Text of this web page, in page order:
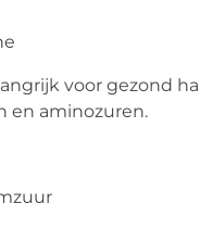
voor gezond
en aminozuren.